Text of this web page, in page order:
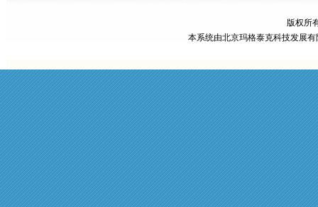
版权所
本系统由北京玛格泰克科技发展有